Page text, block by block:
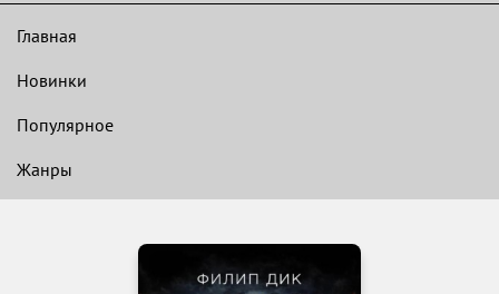
Главная
Новинки
Популярное
Жанры